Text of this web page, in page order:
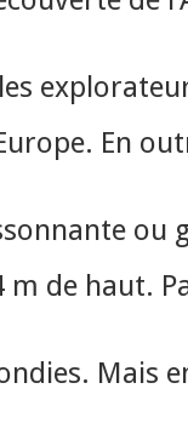
En
ou
de haut.
Mais